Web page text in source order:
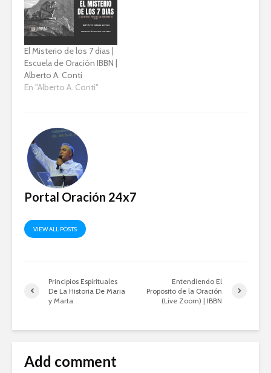
El Misterio de los 7 dias |
Escuela de Oración IBBN |
Alberto A. Conti
En "Alberto A. Conti"
Portal Oración 24x7
VIEW ALL POSTS
Principios Espirituales
De La Historia De Maria
y Marta
Entendiendo El
Proposito de la Oración
(Live Zoom) | IBBN
Add comment